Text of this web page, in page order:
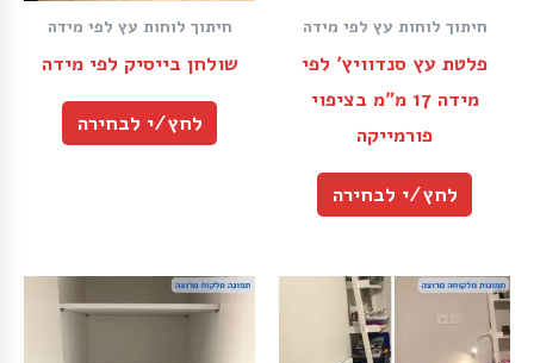
חיתוך לוחות עץ לפי מידה
פלטת עץ סנדוויץ׳ לפי
מידה 17 מ״מ בציפוי
פורמייקה
לחץ/י לבחירה
חיתוך לוחות עץ לפי מידה
שולחן בייסיק לפי מידה
לחץ/י לבחירה